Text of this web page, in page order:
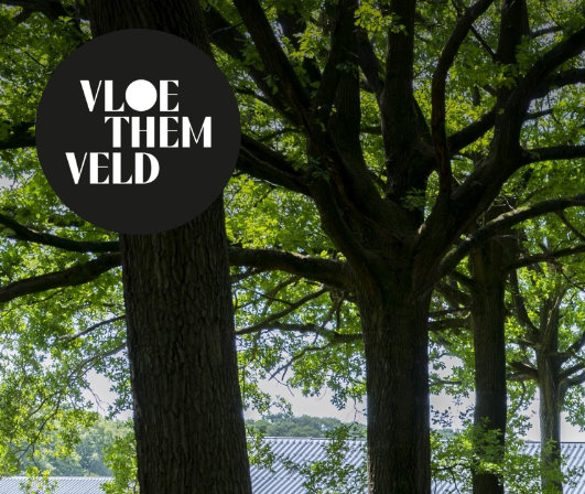
Home A faire
Toutes les activités
Visites guidées
Routes
Kunst in Vloethemveld